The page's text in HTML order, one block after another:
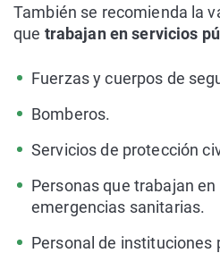
También se recomienda la
que trabajan en servicios
Fuerzas y cuerpos de
Bomberos.
Servicios de protección
Personas que trabajan
emergencias sanitarias.
Personal de instituciones